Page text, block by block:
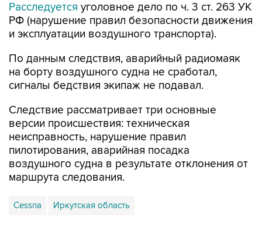
Расследуется уголовное дело по ч. 3 ст. 263 УК
РФ (нарушение правил безопасности движения
и эксплуатации воздушного транспорта).
По данным следствия, аварийный радиомаяк
на борту воздушного судна не сработал,
сигналы бедствия экипаж не подавал.
Следствие рассматривает три основные
версии происшествия: техническая
неисправность, нарушение правил
пилотирования, аварийная посадка
воздушного судна в результате отклонения от
маршрута следования.
Cessna Иркутская область